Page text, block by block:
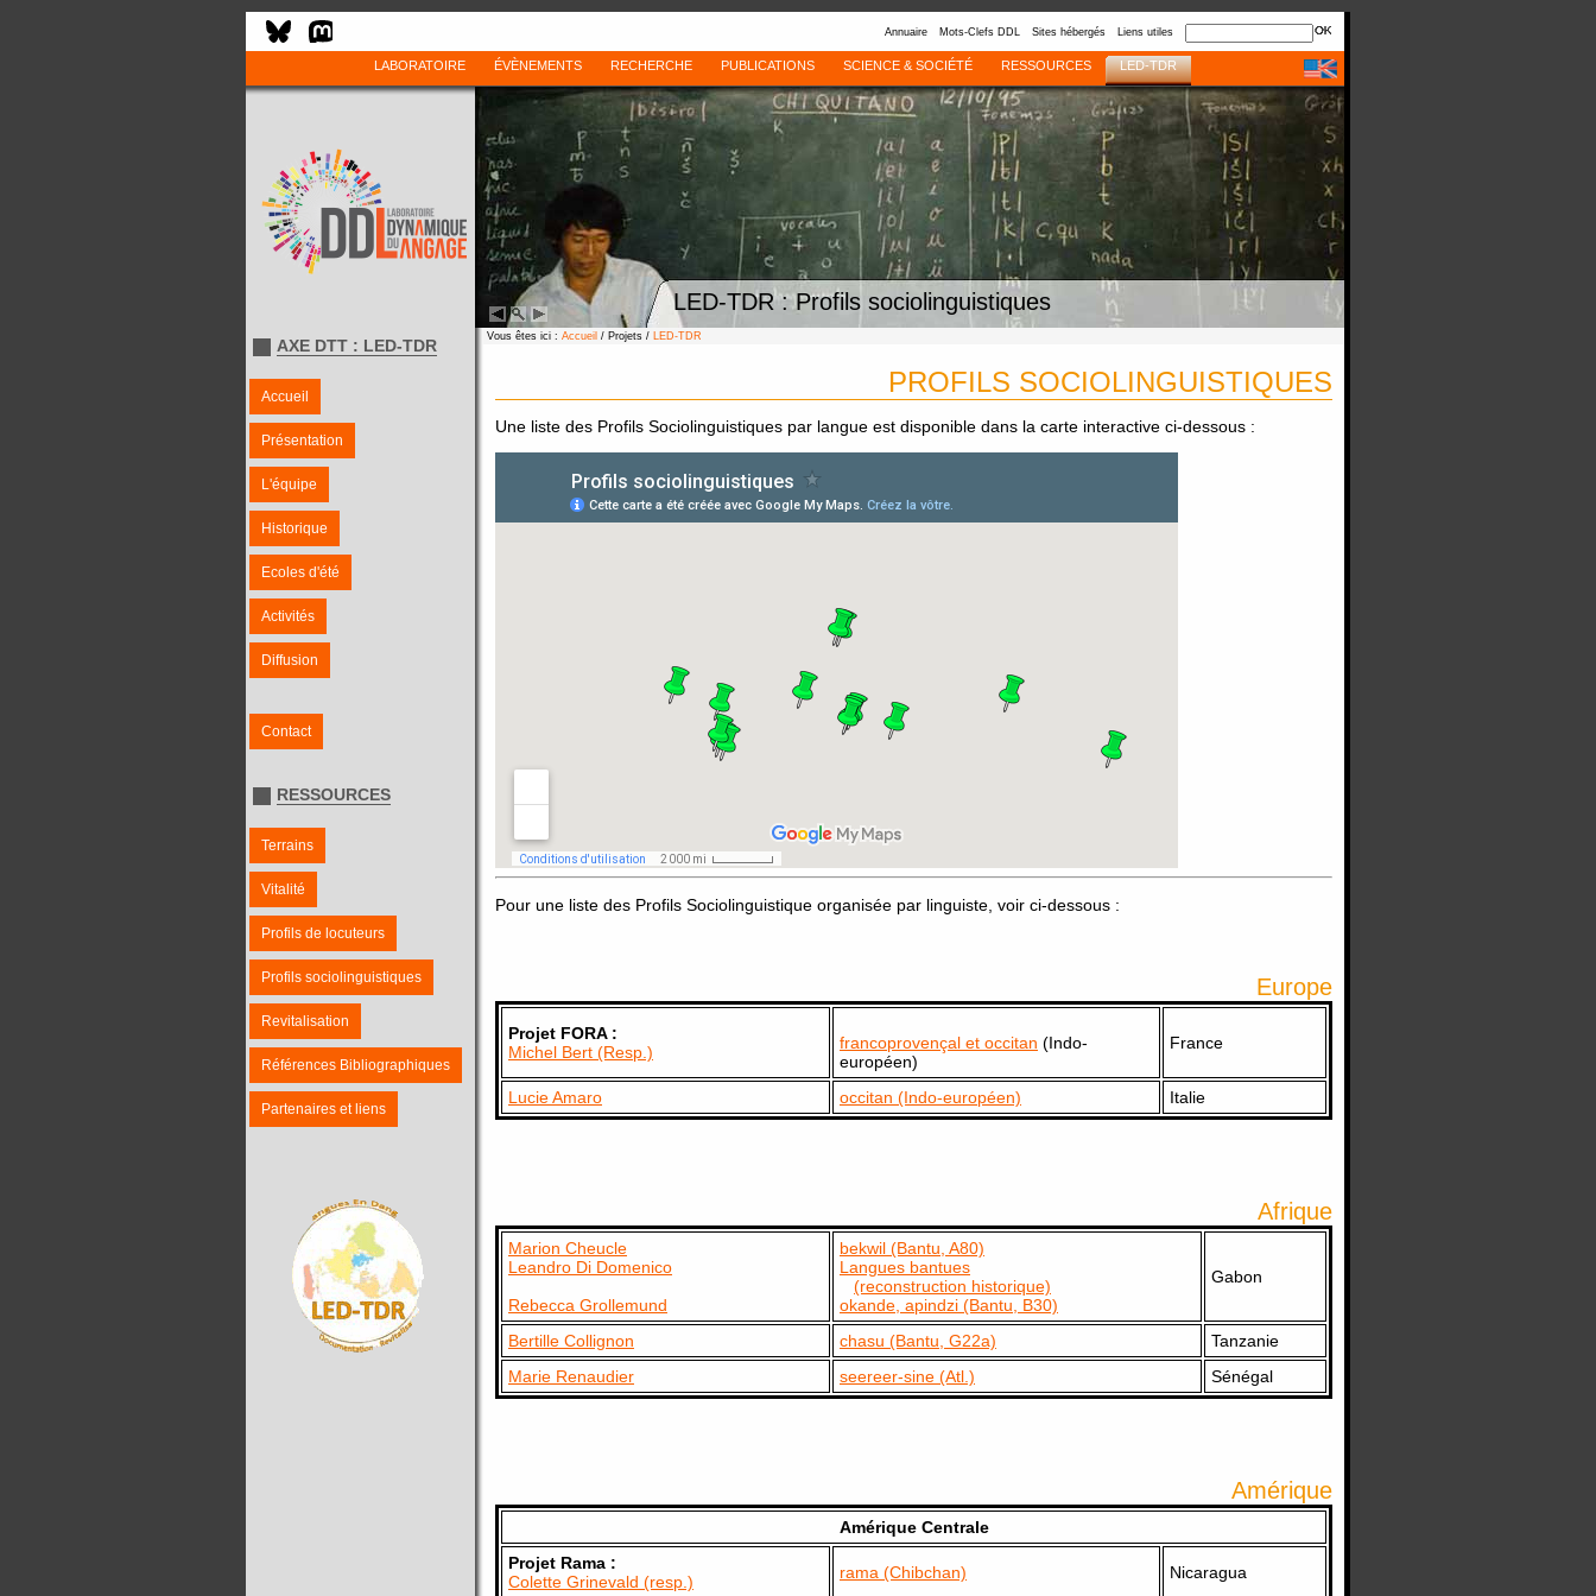
Annuaire Mots-Clefs DDL Sites hébergés Liens utiles
LABORATOIRE ÉVÈNEMENTS RECHERCHE PUBLICATIONS SCIENCE & SOCIÉTÉ RESSOURCES LED-TDR
LED-TDR : Profils sociolinguistiques
AXE DTT : LED-TDR
Accueil
Présentation
L'équipe
Historique
Ecoles d'été
Activités
Diffusion
Contact
RESSOURCES
Terrains
Vitalité
Profils de locuteurs
Profils sociolinguistiques
Revitalisation
Références Bibliographiques
Partenaires et liens
Vous êtes ici : Accueil / Projets / LED-TDR
PROFILS SOCIOLINGUISTIQUES
Une liste des Profils Sociolinguistiques par langue est disponible dans la carte interactive ci-dessous :
Pour une liste des Profils Sociolinguistique organisée par linguiste, voir ci-dessous :
Europe
Projet FORA :
Michel Bert (Resp.)
francoprovençal et occitan (Indo-
européen)
France
Lucie Amaro occitan (Indo-européen) Italie
Afrique
Marion Cheucle
Leandro Di Domenico
Rebecca Grollemund
bekwil (Bantu, A80)
Langues bantues
(reconstruction historique)
okande, apindzi (Bantu, B30)
Gabon
Bertille Collignon chasu (Bantu, G22a)
Tanzanie
Marie Renaudier
seereer-sine (Atl.) Sénégal
Amérique
Amérique Centrale
Projet Rama :
Colette Grinevald (resp.)
rama (Chibchan) Nicaragua